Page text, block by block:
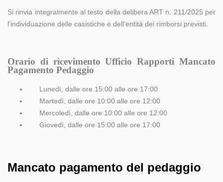
Si rinvia integralmente al testo della delibera ART n. 211/2025 per
l'individuazione delle casistiche e dell'entità dei rimborsi previsti.
Orario di ricevimento Ufficio Rapporti Mancato
Pagamento Pedaggio
Lunedì, dalle ore 15:00 alle ore 17:00
Martedì, dalle ore 10:00 alle ore 12:00
Mercoledì, dalle ore 10:00 alle ore 12:00
Giovedì, dalle ore 15:00 alle ore 17:00
Mancato pagamento del pedaggio